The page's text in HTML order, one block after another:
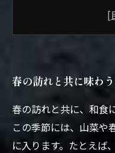
季節の変わり目
心を豊かにする
別な一皿
四季折々の味覚
て
春の訪れと共に味わ
春の訪れと共に、和食
この季節には、山菜や
に入ります。たとえば